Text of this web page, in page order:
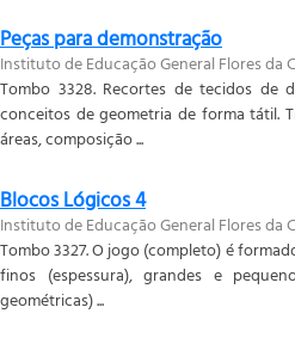
Peças para demonstração
Instituto de Educação General Flores da
Tombo 3328. Recortes de tecidos de
conceitos de geometria de forma tátil.
áreas, composição ...
Blocos Lógicos 4
Instituto de Educação General Flores da
Tombo 3327. O jogo (completo) é
finos (espessura), grandes e
geométricas) ...